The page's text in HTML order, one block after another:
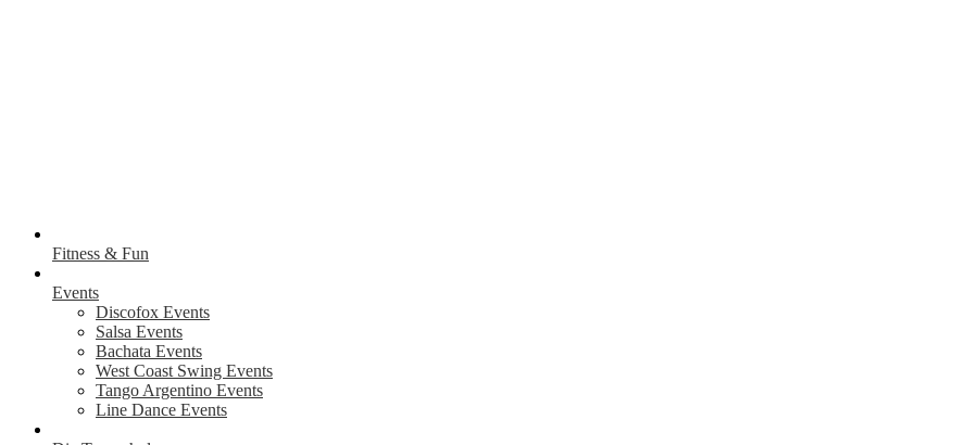
Fitness & Fun
Events
Discofox Events
Salsa Events
Bachata Events
West Coast Swing Events
Tango Argentino Events
Line Dance Events